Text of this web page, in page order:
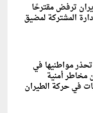
ترفض مقترحًا
المشتركة لمضيق
مواطنيها في
مخاطر أمنية
في حركة الطيران